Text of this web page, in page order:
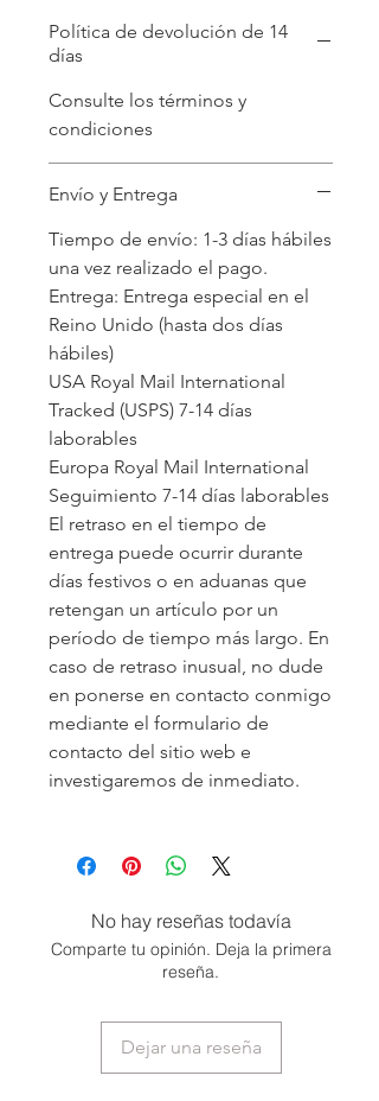
Política de devolución de 14
días
Consulte los términos y
condiciones
Envío y Entrega
Tiempo de envío: 1-3 días hábiles
una vez realizado el pago.
Entrega: Entrega especial en el
Reino Unido (hasta dos días
hábiles)
USA Royal Mail International
Tracked (USPS) 7-14 días
laborables
Europa Royal Mail International
Seguimiento 7-14 días laborables
El retraso en el tiempo de
entrega puede ocurrir durante
días festivos o en aduanas que
retengan un artículo por un
período de tiempo más largo. En
caso de retraso inusual, no dude
en ponerse en contacto conmigo
mediante el formulario de
contacto del sitio web e
investigaremos de inmediato.
No hay reseñas todavía
Comparte tu opinión. Deja la primera
reseña.
Dejar una reseña